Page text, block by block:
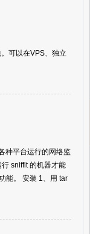
可以在VPS、独立
种平台运行的网络监
sniffit 的机器才能
能。 安装 1、用 tar